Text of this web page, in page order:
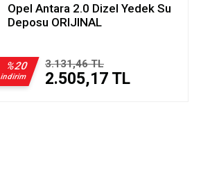
Opel Antara 2.0 Dizel Yedek Su
Deposu ORIJINAL
%20
indirim
3.131,46 TL
2.505,17 TL